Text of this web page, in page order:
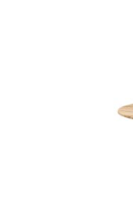
Chaises et
Bancs &